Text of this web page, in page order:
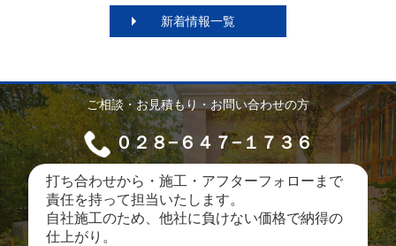
新着情報一覧
ご相談・お見積もり・お問い合わせの方
０２８−６４７−１７３６
打ち合わせから・施工・アフターフォローまで
責任を持って担当いたします。
自社施工のため、他社に負けない価格で納得の
仕上がり。